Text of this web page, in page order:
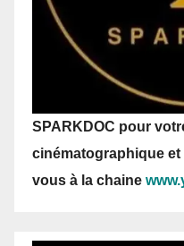
SPARKDOC pour
cinématographique
vous à la chaine